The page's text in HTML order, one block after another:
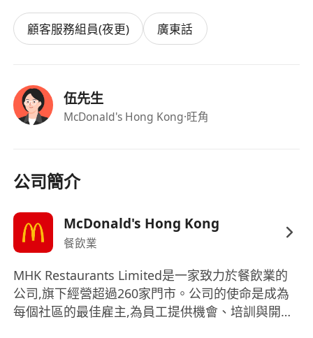
顧客服務組員(夜更) 廣東話
伍先生
McDonald's Hong Kong·旺角
公司簡介
McDonald's Hong Kong
餐飲業
MHK Restaurants Limited是一家致力於餐飲業的
公司,旗下經營超過260家門市。公司的使命是成為
每個社區的最佳雇主,為員工提供機會、培訓與開